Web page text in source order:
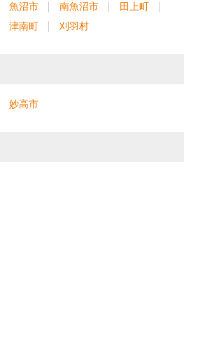
魚沼市 南魚沼市
田上町
津南町 刈羽村
妙高市